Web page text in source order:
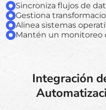
Sincroniza flujos de
Gestiona
Alinea sistemas
Mantén un monitoreo
Integración